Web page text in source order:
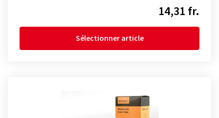
14,31 fr.
Sélectionner article